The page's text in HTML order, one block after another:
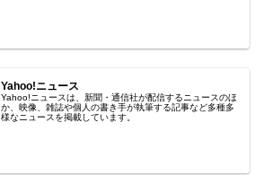
Yahoo!ニュース
Yahoo!ニュースは、新聞・通信社が配信するニュースのほ
か、映像、雑誌や個人の書き手が執筆する記事など多種多
様なニュースを掲載しています。